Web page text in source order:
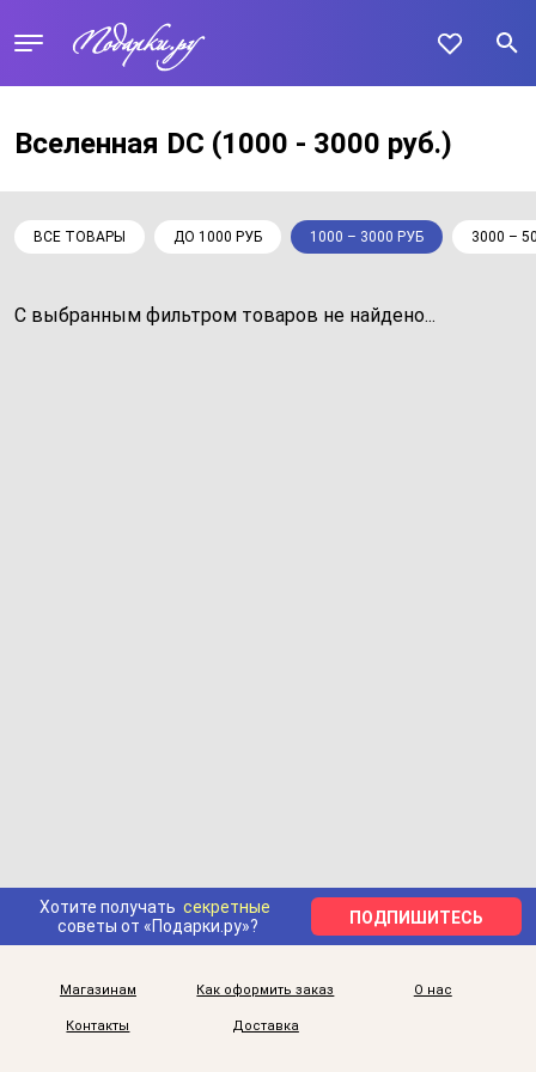
Вселенная DC (1000 - 3000 руб.)
ВСЕ ТОВАРЫ ДО 1000 РУБ 1000 – 3000 РУБ 3000 –
С выбранным фильтром товаров не найдено...
Хотите получать секретные
советы от «Подарки.ру»?
ПОДПИШИТЕСЬ
Магазинам Как оформить заказ О нас
Контакты Доставка